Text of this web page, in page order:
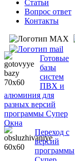
Статьи
Вопрос ответ
Контакты
Готовые
базы
систем
ПВХ и
алюминия для
разных версий
программы Супер
Окна
Переход с
версий
программы